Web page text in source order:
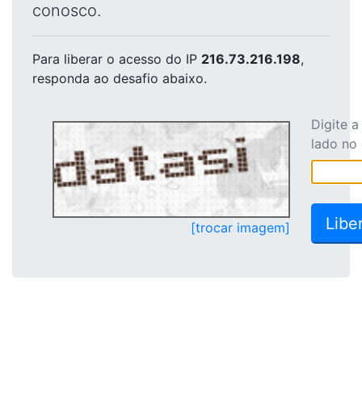
conosco.
Para liberar o acesso do IP 216.73.216.198,
responda ao desafio abaixo.
[trocar imagem]
Digite
lado no